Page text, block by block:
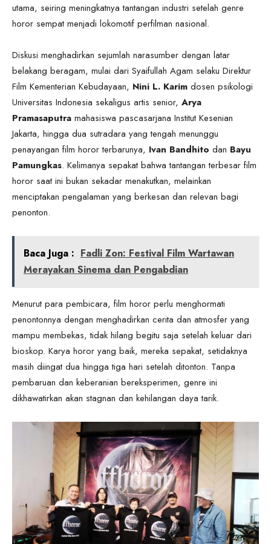
utama, seiring meningkatnya tantangan industri setelah genre
horor sempat menjadi lokomotif perfilman nasional.
Diskusi menghadirkan sejumlah narasumber dengan latar
belakang beragam, mulai dari Syaifullah Agam selaku Direktur
Film Kementerian Kebudayaan, Nini L. Karim dosen psikologi
Universitas Indonesia sekaligus artis senior, Arya
Pramasaputra mahasiswa pascasarjana Institut Kesenian
Jakarta, hingga dua sutradara yang tengah menunggu
penayangan film horor terbarunya, Ivan Bandhito dan Bayu
Pamungkas. Kelimanya sepakat bahwa tantangan terbesar film
horor saat ini bukan sekadar menakutkan, melainkan
menciptakan pengalaman yang berkesan dan relevan bagi
penonton.
Baca Juga : Fadli Zon: Festival Film Wartawan
Merayakan Sinema dan Pengabdian
Menurut para pembicara, film horor perlu menghormati
penontonnya dengan menghadirkan cerita dan atmosfer yang
mampu membekas, tidak hilang begitu saja setelah keluar dari
bioskop. Karya horor yang baik, mereka sepakat, setidaknya
masih diingat dua hingga tiga hari setelah ditonton. Tanpa
pembaruan dan keberanian bereksperimen, genre ini
dikhawatirkan akan stagnan dan kehilangan daya tarik.